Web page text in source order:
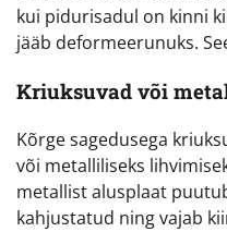
kui pidurisadul on kinni
jääb deformeerunuks.
Kriuksuvad või
Kõrge sagedusega
või metalliliseks
metallist alusplaat
kahjustatud ning vajab